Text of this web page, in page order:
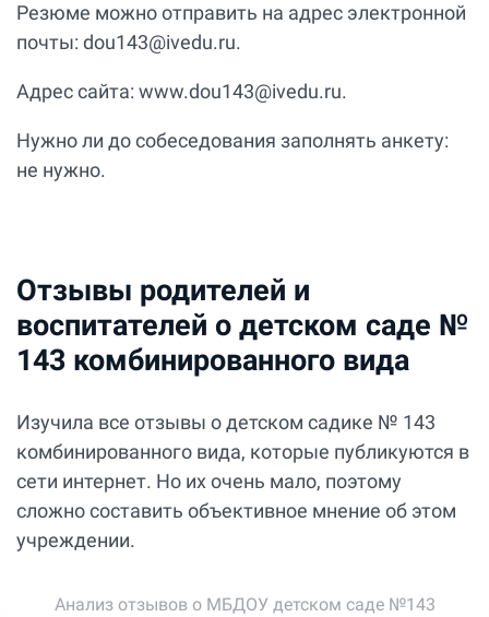
Резюме можно отправить на адрес электронной
почты: dou143@ivedu.ru.
Адрес сайта: www.dou143@ivedu.ru.
Нужно ли до собеседования заполнять анкету:
не нужно.
Отзывы родителей и
воспитателей о детском саде №
143 комбинированного вида
Изучила все отзывы о детском садике № 143
комбинированного вида, которые публикуются в
сети интернет. Но их очень мало, поэтому
сложно составить объективное мнение об этом
учреждении.
Анализ отзывов о МБДОУ детском саде №143